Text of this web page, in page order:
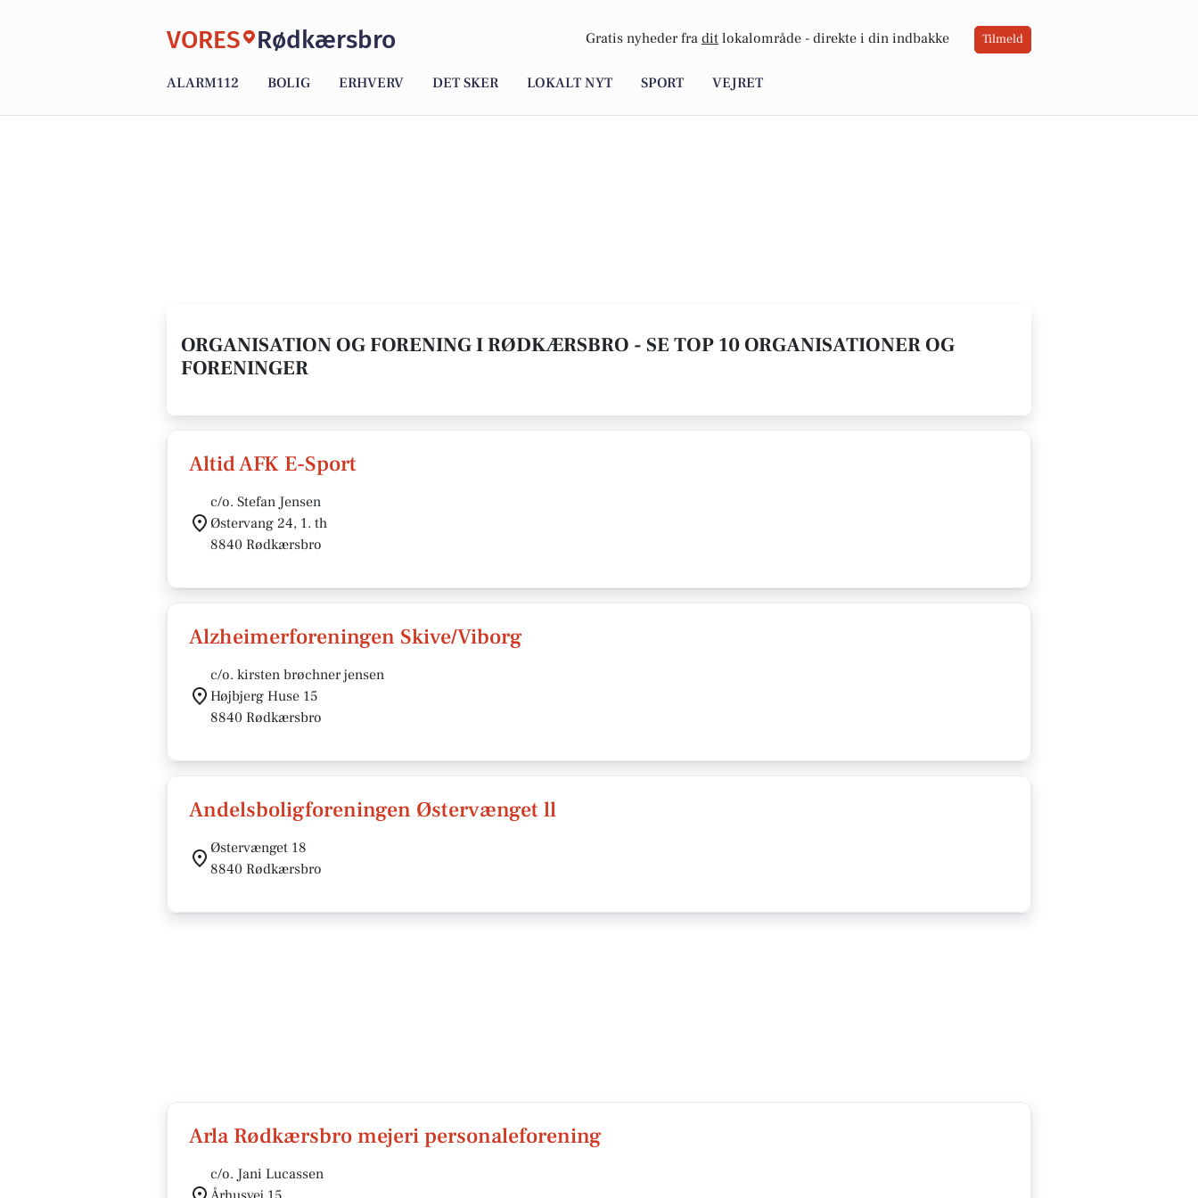
VORES Rødkærsbro Gratis nyheder fra dit lokalområde - direkte i din indbakke Tilmeld
ALARM112 BOLIG ERHVERV DET SKER LOKALT NYT SPORT VEJRET
ORGANISATION OG FORENING I RØDKÆRSBRO - SE TOP 10 ORGANISATIONER OG
FORENINGER
Altid AFK E-Sport
c/o. Stefan Jensen
Østervang 24, 1. th
8840 Rødkærsbro
Alzheimerforeningen Skive/Viborg
c/o. kirsten brøchner jensen
Højbjerg Huse 15
8840 Rødkærsbro
Andelsboligforeningen Østervænget ll
Østervænget 18
8840 Rødkærsbro
Arla Rødkærsbro mejeri personaleforening
c/o. Jani Lucassen